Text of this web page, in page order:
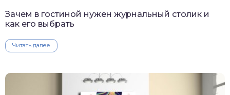
Зачем в гостиной нужен журнальный столик и
как его выбрать
Читать далее